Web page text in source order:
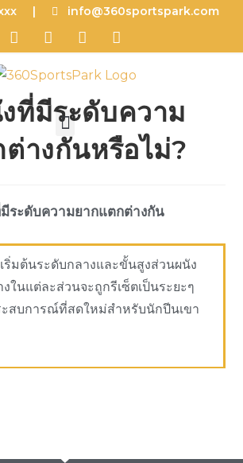
| info@360sportspark.com
ที่มีระดับความ
างกันหรือไม่?
ระดับความยากแตกต่างกัน
ริ่มต้นระดับกลางและขั้นสูงส่วนผนัง
ในแต่ละส่วนจะถูกรีเซ็ตเป็นระยะๆ
ะสบการณ์ที่สดใหม่สำหรับนักปีนเขา